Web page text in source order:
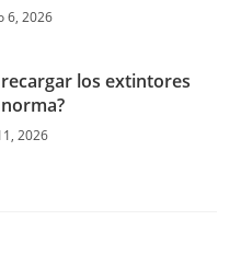
6, 2026
los extintores
2026